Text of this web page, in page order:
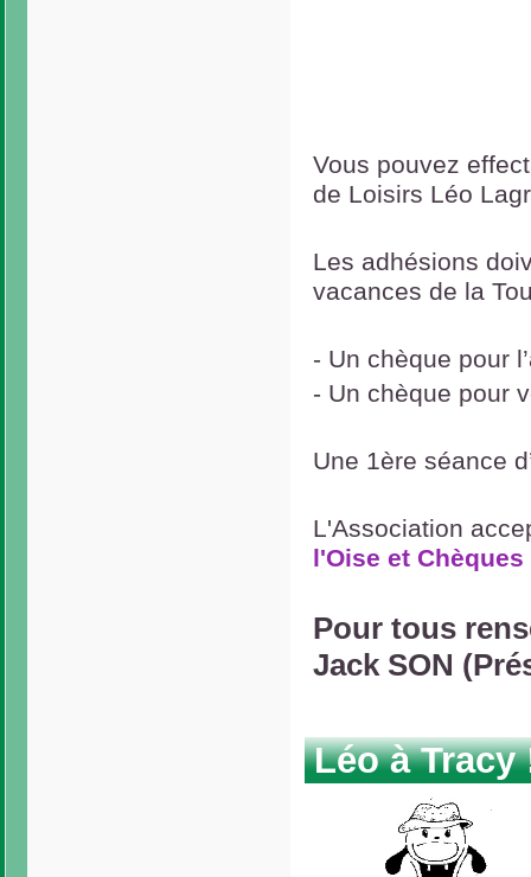
Vous pouvez
de Loisirs Léo
Les adhésions
vacances de la
- Un chèque pour
- Un chèque pour
Une 1ère séance
L'Association
l'Oise et Chèques
Pour tous
Jack SON
Léo à Tracy